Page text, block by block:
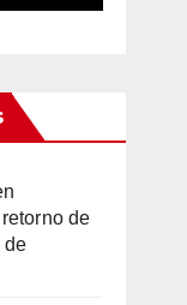
de
de